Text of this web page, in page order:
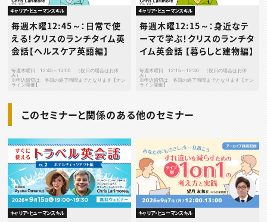
キャリア・ヒューマンスキル
毎週木曜12:45～：日常で使
える！クリスのランチタイム英
会話【ヘルスケア英語編】
毎週木曜日 12:45～13:00 （祝日の場合はお休
み）
※申込締切は、各回の終了時間までとなります【オン
ライン開催】
キャリア・ヒューマンスキル
毎週木曜12:15～：身近なテ
ーマで学ぶ！クリスのランチタ
イム英会話 【暮らしと建物編】
毎週木曜日 12:15～12:30 （祝日の場合はお休
み）
※申込締切は、各回の終了時間までとなります【オン
ライン開催】
このセミナーと関係のある他のセミナー
キャリア・ヒューマンスキル キャリア・ヒューマンスキル